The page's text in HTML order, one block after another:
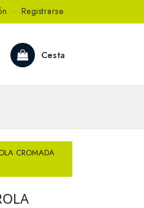
· Registrarse
Cesta
CROMADA